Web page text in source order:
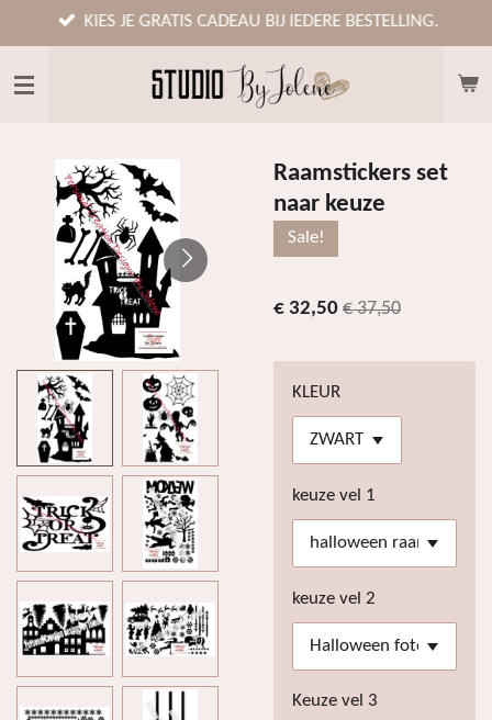
direct
naar
KIES JE GRATIS CADEAU BIJ IEDERE BESTELLING.
Raamstickers set
naar keuze
Sale!
€ 32,50 € 37,50
KLEUR
keuze vel 1
keuze vel 2
Keuze vel 3